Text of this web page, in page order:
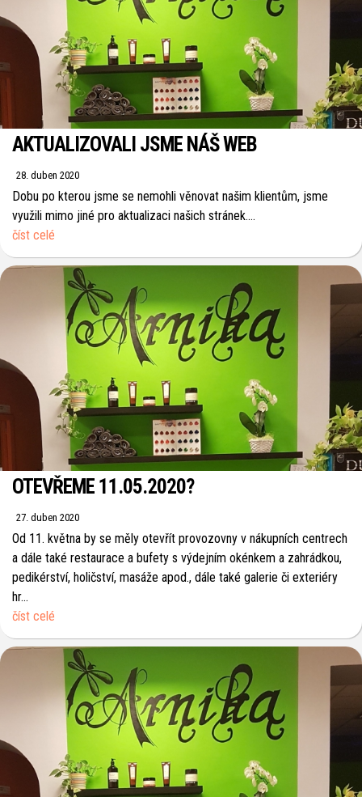
AKTUALIZOVALI JSME NÁŠ WEB
28. duben 2020
Dobu po kterou jsme se nemohli věnovat našim klientům, jsme
využili mimo jiné pro aktualizaci našich stránek....
číst celé
OTEVŘEME 11.05.2020?
27. duben 2020
Od 11. května by se měly otevřít provozovny v nákupních centrech
a dále také restaurace a bufety s výdejním okénkem a zahrádkou,
pedikérství, holičství, masáže apod., dále také galerie či exteriéry
hr...
číst celé